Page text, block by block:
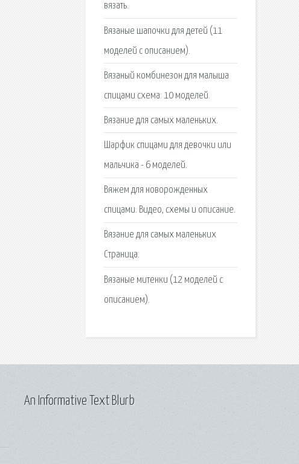
вязать.
Вязаные шапочки для детей (11
моделей с описанием).
Вязаный комбинезон для малыша
спицами схема: 10 моделей.
Вязание для самых маленьких.
Шарфик спицами для девочки или
мальчика - 6 моделей.
Вяжем для новорожденных
спицами. Видео, схемы и описание.
Вязание для самых маленьких
Страница.
Вязаные митенки (12 моделей с
описанием).
An Informative Text Blurb